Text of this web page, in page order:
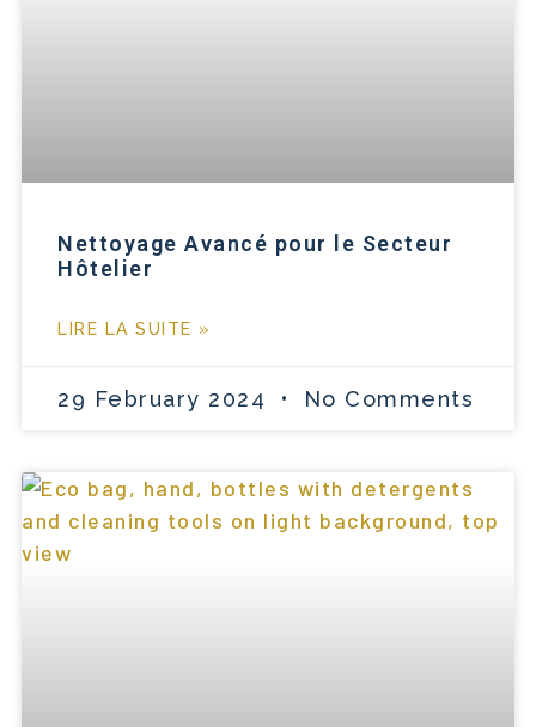
Nettoyage Avancé pour le Secteur
Hôtelier
LIRE LA SUITE »
29 February 2024 No Comments